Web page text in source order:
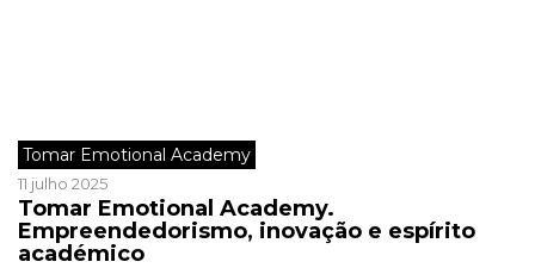
Tomar Emotional Academy
11 julho 2025
Tomar Emotional Academy.
Empreendedorismo, inovação e espírito
académico